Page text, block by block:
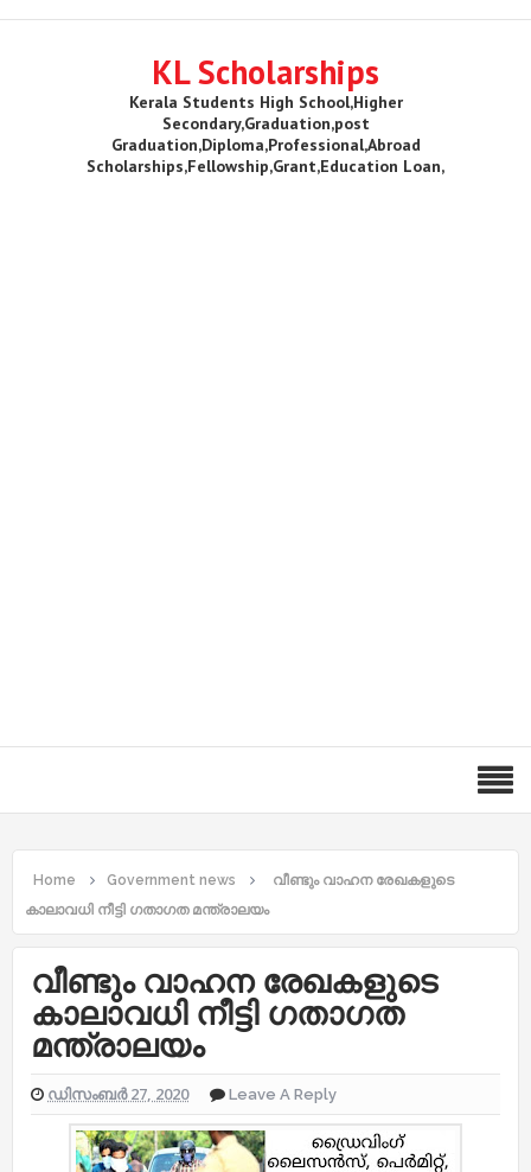
KL Scholarships
Kerala Students High School,Higher
Secondary,Graduation,post
Graduation,Diploma,Professional,Abroad
Scholarships,Fellowship,Grant,Education Loan,
Home Government news
വീണ്ടും വാഹന രേഖകളുടെ
കാലാവധി നീട്ടി ഗതാഗത മന്ത്രാലയം
വീണ്ടും വാഹന രേഖകളുടെ
കാലാവധി നീട്ടി ഗതാഗത
മന്ത്രാലയം
ഡിസംബർ 27, 2020 Leave A Reply